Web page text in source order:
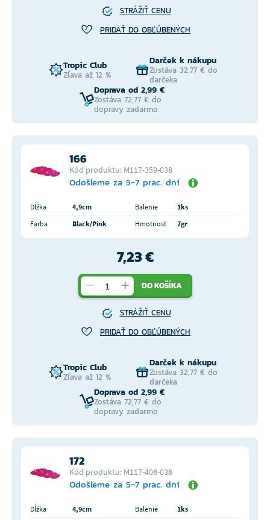
STRÁŽIŤ CENU
PRIDAŤ DO OBĽÚBENÝCH
Tropic Club
Zľava až 12 %
Darček k nákupu
Zostáva 32,77 € do
darčeka
Doprava od 2,99 €
Zostáva 72,77 € do
dopravy zadarmo
166
Kód produktu: M117-359-038
Odošleme za 5-7 prac. dní
Dĺžka 4,9cm Balenie
1ks
Farba
Black/Pink Hmotnosť 7gr
7,23 €
DO KOŠÍKA
STRÁŽIŤ CENU
PRIDAŤ DO OBĽÚBENÝCH
Tropic Club
Zľava až 12 %
Darček k nákupu
Zostáva 32,77 € do
darčeka
Doprava od 2,99 €
Zostáva 72,77 € do
dopravy zadarmo
172
Kód produktu: M117-408-038
Odošleme za 5-7 prac. dní
Dĺžka 4,9cm Balenie
1ks